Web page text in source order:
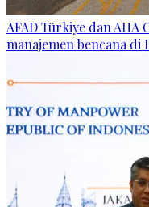
AFAD Türkiye dan AHA
manajemen bencana di